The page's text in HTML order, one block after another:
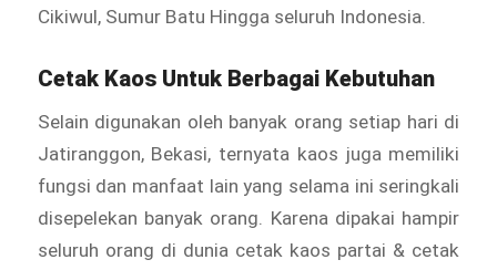
Cikiwul, Sumur Batu Hingga seluruh Indonesia.
Cetak Kaos Untuk Berbagai Kebutuhan
Selain digunakan oleh banyak orang setiap hari di
Jatiranggon, Bekasi, ternyata kaos juga memiliki
fungsi dan manfaat lain yang selama ini seringkali
disepelekan banyak orang. Karena dipakai hampir
seluruh orang di dunia cetak kaos partai & cetak